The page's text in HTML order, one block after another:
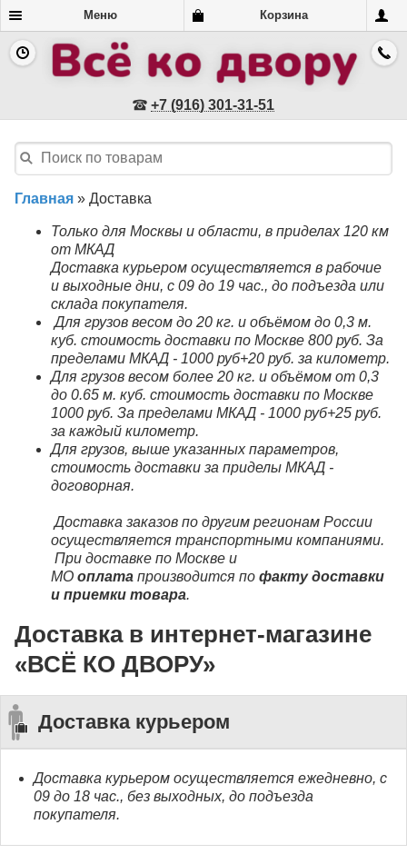
Меню Корзина
+7 (916) 301-31-51
Главная » Доставка
Только для Москвы и области, в приделах 120 км
от МКАД
Доставка курьером осуществляется в рабочие
и выходные дни, с 09 до 19 час., до подъезда или
склада покупателя.
Для грузов весом до 20 кг. и объёмом до 0,3 м.
куб. стоимость доставки по Москве 800 руб. За
пределами МКАД - 1000 руб+20 руб. за километр.
Для грузов весом более 20 кг. и объёмом от 0,3
до 0.65 м. куб. стоимость доставки по Москве
1000 руб. За пределами МКАД - 1000 руб+25 руб.
за каждый километр.
Для грузов, выше указанных параметров,
стоимость доставки за приделы МКАД -
договорная.
Доставка заказов по другим регионам России
осуществляется транспортными компаниями.
При доставке по Москве и
МО оплата производится по факту доставки
и приемки товара.
Доставка в интернет-магазине
«ВСЁ КО ДВОРУ»
Доставка курьером
Доставка курьером осуществляется ежедневно, с
09 до 18 час., без выходных, до подъезда
покупателя.